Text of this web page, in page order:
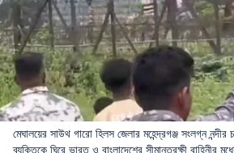
মেঘালয়ের সাউথ গারো হিলস জেলার মহেন্দ্রগঞ্জ সংলগ্ন
ব্যক্তিকে ঘিরে ভারত ও বাংলাদেশের সীমান্তরক্ষী বাহিনীর